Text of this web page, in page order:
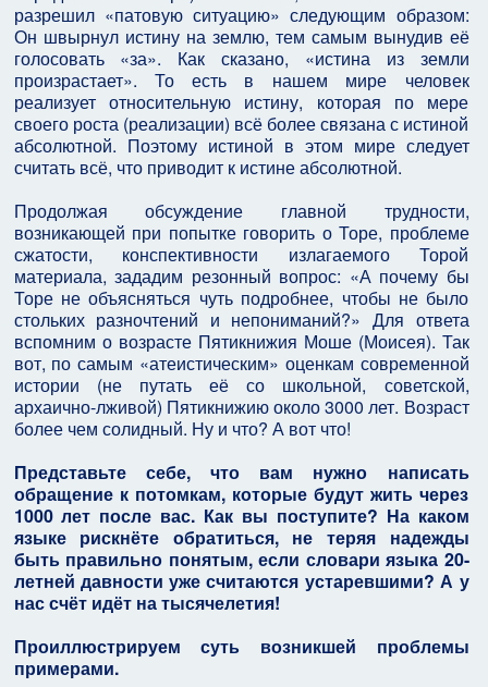
разрешил «патовую ситуацию» следующим образом:
Он швырнул истину на землю, тем самым вынудив её
голосовать «за». Как сказано, «истина из земли
произрастает». То есть в нашем мире человек
реализует относительную истину, которая по мере
своего роста (реализации) всё более связана с истиной
абсолютной. Поэтому истиной в этом мире следует
считать всё, что приводит к истине абсолютной.
Продолжая обсуждение главной трудности,
возникающей при попытке говорить о Торе, проблеме
сжатости, конспективности излагаемого Торой
материала, зададим резонный вопрос: «А почему бы
Торе не объясняться чуть подробнее, чтобы не было
стольких разночтений и непониманий?» Для ответа
вспомним о возрасте Пятикнижия Моше (Моисея). Так
вот, по самым «атеистическим» оценкам современной
истории (не путать её со школьной, советской,
архаично-лживой) Пятикнижию около 3000 лет. Возраст
более чем солидный. Ну и что? А вот что!
Представьте себе, что вам нужно написать
обращение к потомкам, которые будут жить через
1000 лет после вас. Как вы поступите? На каком
языке рискнёте обратиться, не теряя надежды
быть правильно понятым, если словари языка 20-
летней давности уже считаются устаревшими? А у
нас счёт идёт на тысячелетия!
Проиллюстрируем суть возникшей проблемы
примерами.